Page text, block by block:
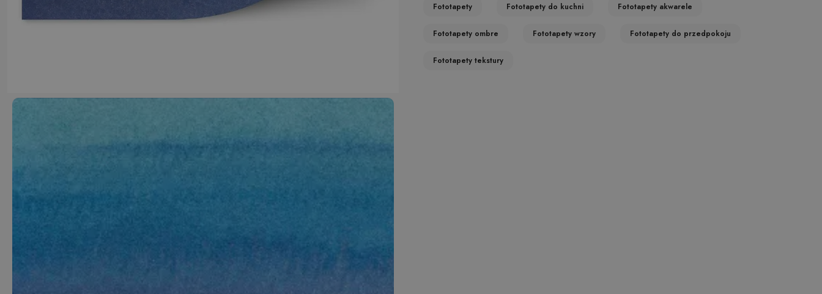
Fototapety Fototapety do kuchni Fototapety akwarele
Fototapety ombre Fototapety wzory Fototapety do przedpokoju
Fototapety tekstury